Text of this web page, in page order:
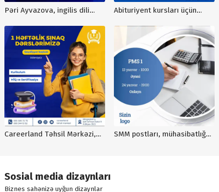
Pəri Ayvazova, ingilis dili
üzrə abituryent hazırlıq kursu
elanları, instagram
dizaynları, poster dizaynlar,
Abituriyent kursları üçün
Təhsil kursları üçün reklam
posteri, diqqət çəkən
posterlər
Careerland Təhsil Mərkəzi,
SMM postları, mühasibatlığa
Sosial media dizaynları
Biznes sahənizə uyğun dizaynlar